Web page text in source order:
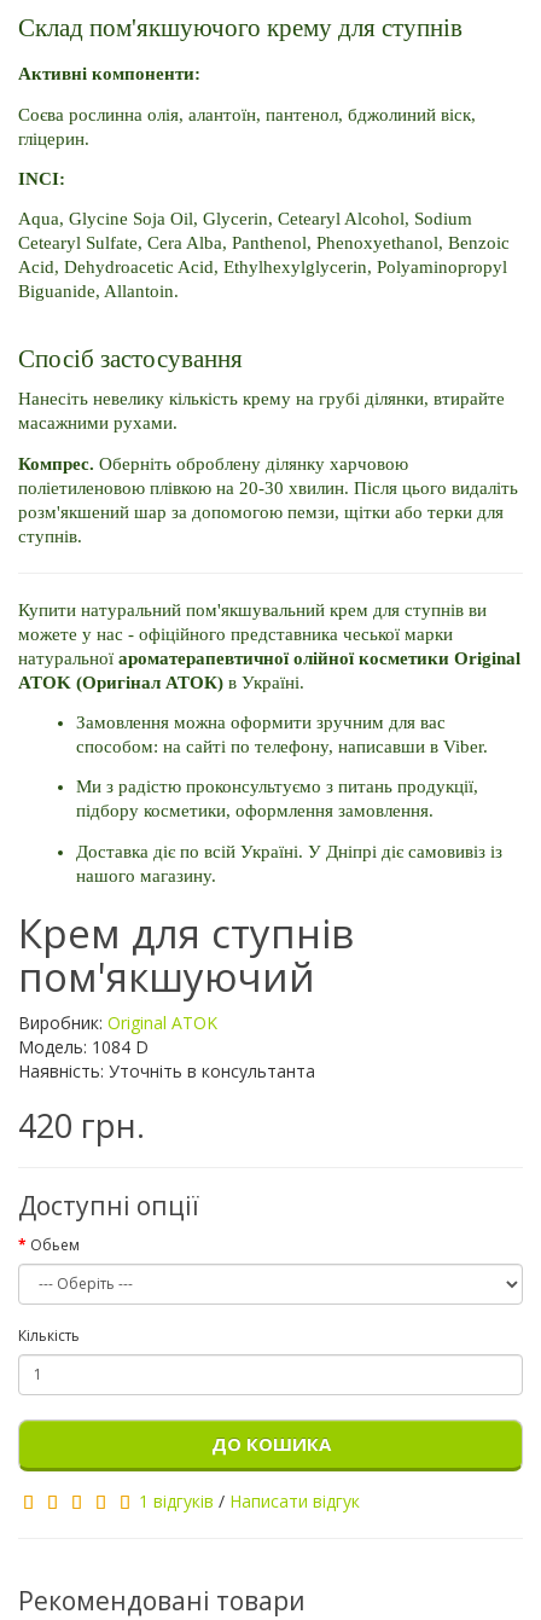
Склад пом'якшуючого крему для ступнів
Активні компоненти:
Соєва рослинна олія, алантоїн, пантенол, бджолиний віск,
гліцерин.
INCI:
Aqua, Glycine Soja Oil, Glycerin, Cetearyl Alcohol, Sodium
Cetearyl Sulfate, Cera Alba, Panthenol, Phenoxyethanol, Benzoic
Acid, Dehydroacetic Acid, Ethylhexylglycerin, Polyaminopropyl
Biguanide, Allantoin.
Спосіб застосування
Нанесіть невелику кількість крему на грубі ділянки, втирайте
масажними рухами.
Компрес. Оберніть оброблену ділянку харчовою
поліетиленовою плівкою на 20-30 хвилин. Після цього видаліть
розм'якшений шар за допомогою пемзи, щітки або терки для
ступнів.
Купити натуральний пом'якшувальний крем для ступнів ви
можете у нас - офіційного представника чеської марки
натуральної ароматерапевтичної олійної косметики Original
ATOK (Оригінал АТОК) в Україні.
Замовлення можна оформити зручним для вас
способом: на сайті по телефону, написавши в Viber.
Ми з радістю проконсультуємо з питань продукції,
підбору косметики, оформлення замовлення.
Доставка діє по всій Україні. У Дніпрі діє самовивіз із
нашого магазину.
Крем для ступнів
пом'якшуючий
Виробник: Original ATOK
Модель: 1084 D
Наявність: Уточніть в консультанта
420 грн.
Доступні опції
Обьем
Кількість
ДО КОШИКА
1 відгуків / Написати відгук
Рекомендовані товари